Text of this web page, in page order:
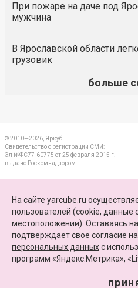
При пожаре на даче под
мужчина
В Ярославской области
грузовик
больше
© 2010—2026, Яркуб
Свидетельство о регистрации СМИ:
Эл №ФС77-60775 от 25 февраля 2015 г.
выдано Роскомнадзором
ПАРТНЕРЫ
КАРТА САЙТА
+7 (4852) 64-15-52
Сайт функционирует при финансовой
На сайте yarcube.ru
пользователей (cookie, данные
местоположении). Оставаясь
подтверждает свое согласие
персональных данныхc
программ «Яндекс.Метрика»,